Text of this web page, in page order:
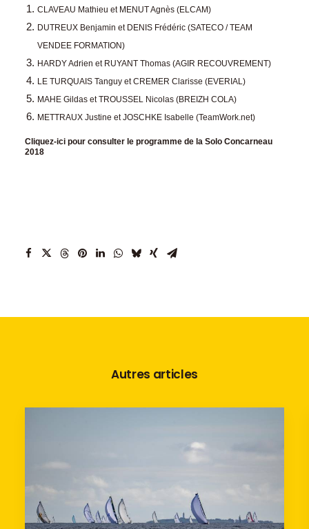
CLAVEAU Mathieu et MENUT Agnès (ELCAM)
DUTREUX Benjamin et DENIS Frédéric (SATECO / TEAM
VENDEE FORMATION)
HARDY Adrien et RUYANT Thomas (AGIR RECOUVREMENT)
LE TURQUAIS Tanguy et CREMER Clarisse (EVERIAL)
MAHE Gildas et TROUSSEL Nicolas (BREIZH COLA)
METTRAUX Justine et JOSCHKE Isabelle (TeamWork.net)
Cliquez-ici pour consulter le programme de la Solo Concarneau
2018
Autres articles